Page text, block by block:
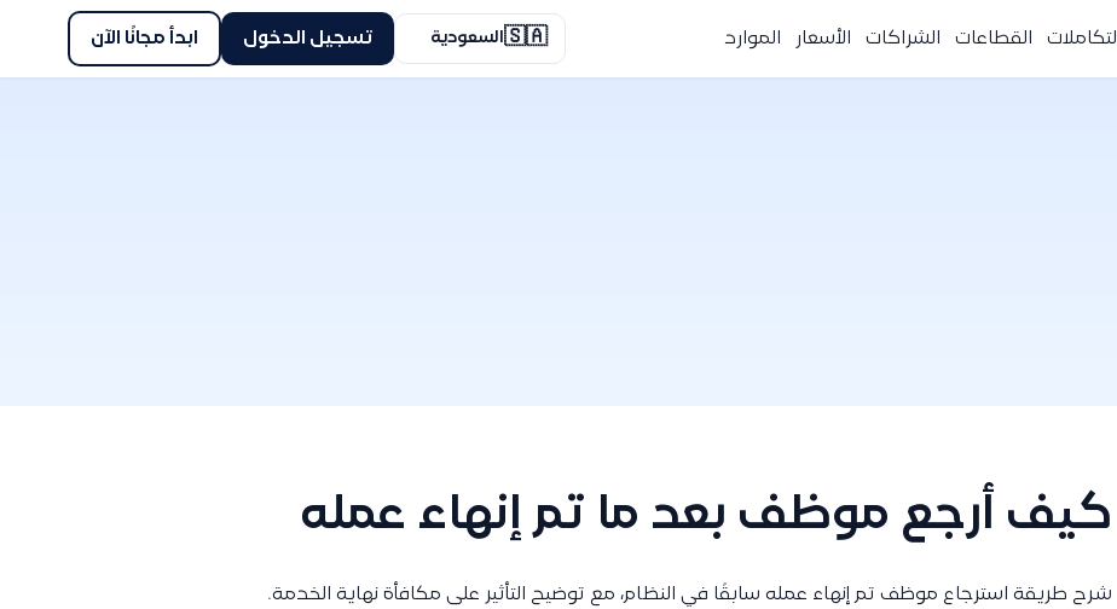
التكاملات القطاعات الشراكات الأسعار الموارد 🇸🇦السعودية تسجيل الدخول ابدأ مجانًا الآن
كيف أرجع موظف بعد ما تم إنهاء عمله
شرح طريقة استرجاع موظف تم إنهاء عمله سابقًا في النظام، مع توضيح التأثير على مكافأة نهاية الخدمة.